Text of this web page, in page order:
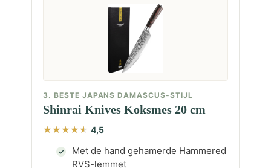
3. BESTE JAPANS DAMASCUS-STIJL
Shinrai Knives Koksmes 20 cm
4,5
Met de hand gehamerde Hammered
RVS-lemmet